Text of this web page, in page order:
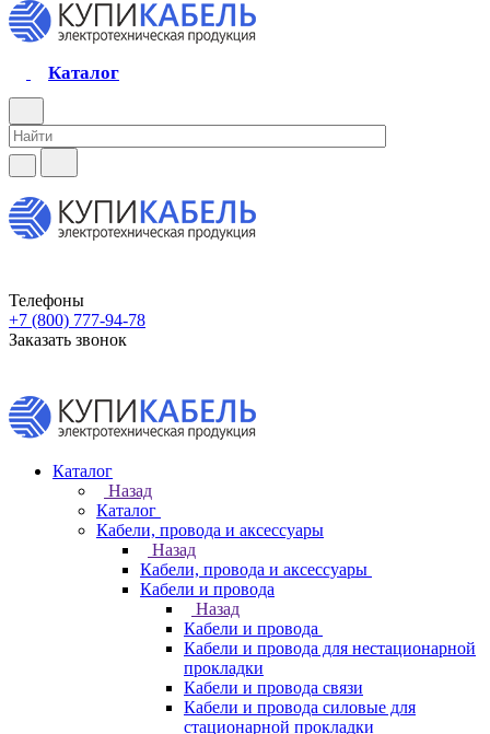
Каталог
Телефоны
+7 (800) 777-94-78
Заказать звонок
Каталог
Назад
Каталог
Кабели, провода и аксессуары
Назад
Кабели, провода и аксессуары
Кабели и провода
Назад
Кабели и провода
Кабели и провода для нестационарной
прокладки
Кабели и провода связи
Кабели и провода силовые для
стационарной прокладки